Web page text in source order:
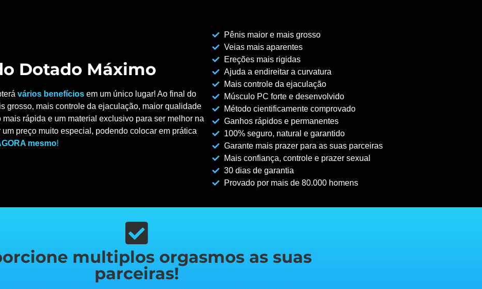
Dotado Máximo
vários benefíciosem um único lugar! Ao final do
grosso, mais controle da ejaculação, maior qualidade
rápida e um material exclusivo para ser melhor na
preço muito especial, podendo colocar em prática
mesmo!
Pênis maior e mais grosso
Veias mais aparentes
Ereções mais rigidas
Ajuda a endireitar a curvatura
Mais controle da ejaculação
Músculo PC forte e desenvolvido
Método cientificamente comprovado
Ganhos rápidos e permanentes
100% seguro, natural e garantido
Garante mais prazer para as suas parceiras
Mais confiança, controle e prazer sexual
30 dias de garantia
Provado por mais de 80.000 homens
multiplos orgasmos as suas
parceiras!